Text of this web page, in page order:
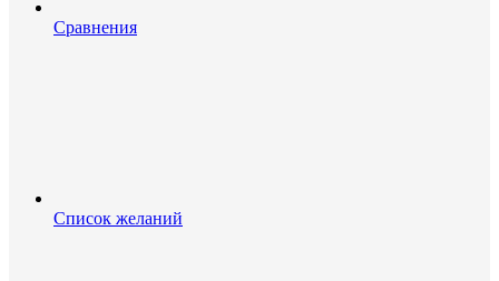
Сравнения
Список желаний